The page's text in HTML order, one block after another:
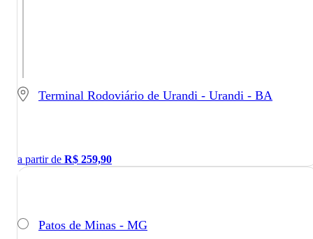
Terminal Rodoviário de Urandi - Urandi - BA
a partir de R$ 259,90
Patos de Minas - MG